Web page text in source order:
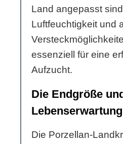
Land angepasst
Luftfeuchtigkeit und
essenziell für eine
Aufzucht.
Die Endgröße und
Lebenserwartung
Die Porzellan-